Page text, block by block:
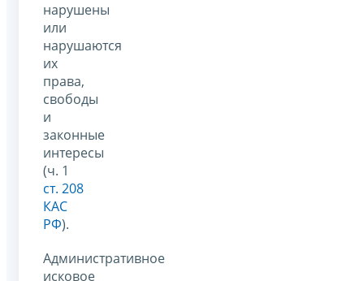
нарушены
или
нарушаются
их
права,
свободы
и
законные
интересы
(ч. 1
ст. 208
КАС
РФ).
Административное
исковое